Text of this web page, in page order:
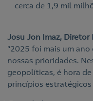
cerca de 1,9 mil
Josu Jon Imaz,
“2025 foi mais um
nossas prioridades.
geopolíticas, é hora
princípios estratégicos